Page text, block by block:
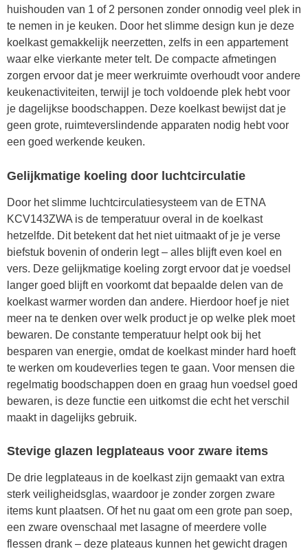
huishouden van 1 of 2 personen zonder onnodig veel plek in
te nemen in je keuken. Door het slimme design kun je deze
koelkast gemakkelijk neerzetten, zelfs in een appartement
waar elke vierkante meter telt. De compacte afmetingen
zorgen ervoor dat je meer werkruimte overhoudt voor andere
keukenactiviteiten, terwijl je toch voldoende plek hebt voor
je dagelijkse boodschappen. Deze koelkast bewijst dat je
geen grote, ruimteverslindende apparaten nodig hebt voor
een goed werkende keuken.
Gelijkmatige koeling door luchtcirculatie
Door het slimme luchtcirculatiesysteem van de ETNA
KCV143ZWA is de temperatuur overal in de koelkast
hetzelfde. Dit betekent dat het niet uitmaakt of je je verse
biefstuk bovenin of onderin legt – alles blijft even koel en
vers. Deze gelijkmatige koeling zorgt ervoor dat je voedsel
langer goed blijft en voorkomt dat bepaalde delen van de
koelkast warmer worden dan andere. Hierdoor hoef je niet
meer na te denken over welk product je op welke plek moet
bewaren. De constante temperatuur helpt ook bij het
besparen van energie, omdat de koelkast minder hard hoeft
te werken om koudeverlies tegen te gaan. Voor mensen die
regelmatig boodschappen doen en graag hun voedsel goed
bewaren, is deze functie een uitkomst die echt het verschil
maakt in dagelijks gebruik.
Stevige glazen legplateaus voor zware items
De drie legplateaus in de koelkast zijn gemaakt van extra
sterk veiligheidsglas, waardoor je zonder zorgen zware
items kunt plaatsen. Of het nu gaat om een grote pan soep,
een zware ovenschaal met lasagne of meerdere volle
flessen drank – deze plateaus kunnen het gewicht dragen